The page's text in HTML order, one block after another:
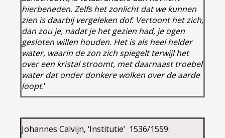
hierbeneden. Zelfs het zonlicht dat we kunnen
zien is daarbij vergeleken dof. Vertoont het zich,
dan zou je, nadat je het gezien had, je ogen
gesloten willen houden. Het is als heel helder
water, waarin de zon zich spiegelt terwijl het
over een kristal stroomt, met daarnaast troebel
water dat onder donkere wolken over de aarde
loopt.'
Johannes Calvijn, ‘Institutie’ 1536/1559: